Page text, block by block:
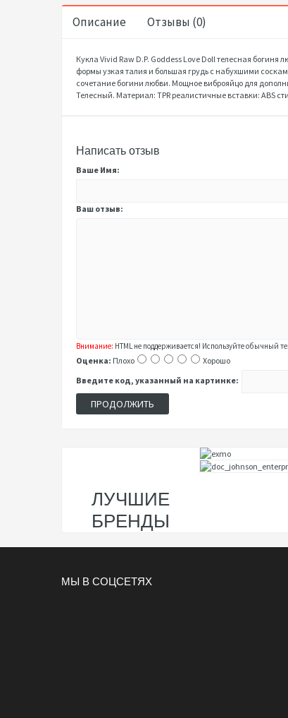
Описание Отзывы (0)
Кукла Vivid Raw D.P. Goddess Love Doll телесная
формы узкая талия и большая грудь с набухшими
сочетание богини любви. Мощное виброяйцо для
Телесный. Материал: TPR реалистичные вставки: ABS
Написать отзыв
Ваше Имя:
Ваш отзыв:
Внимание: HTML не поддерживается! Используйте обычный
Оценка: Плохо
Хорошо
Введите код, указанный на картинке:
ПРОДОЛЖИТЬ
ЛУЧШИЕ
БРЕНДЫ
МЫ В СОЦСЕТЯХ